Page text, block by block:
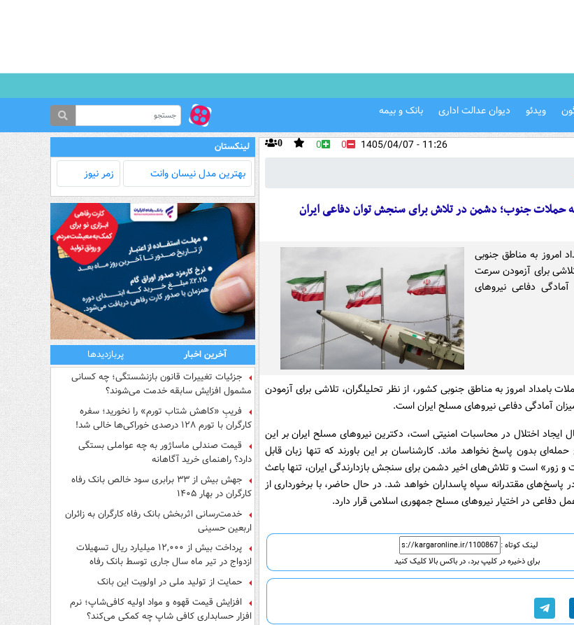
ویدئو دیوان عدالت اداری بانک و بیمه
0 0 0
11:26 - 1405/04/07
به حملات جنوب؛ دشمن در تلاش برای سنجش توان دفاعی ایران
امروز به مناطق جنوبی
برای آزمودن سرعت
دفاعی نیروهای
بامداد امروز به مناطق جنوبی کشور، از نظر تحلیلگران، تلاشی برای آزمودن
آمادگی دفاعی نیروهای مسلح ایران است.
ایجاد اختلال در محاسبات امنیتی است، دکترین نیروهای مسلح ایران بر این
بدون پاسخ نخواهد ماند. کارشناسان بر این باورند که تنها زبان قابل
و زور» است و تلاش‌های اخیر دشمن برای سنجش بازدارندگی ایران، تنها باعث
مقتدرانه سپاه پاسداران خواهد شد. در حال حاضر، با برخورداری از
دفاعی در اختیار نیروهای مسلح جمهوری اسلامی قرار دارد.
لینک کوتاه :
برای ذخیره در کلیپ برد، در باکس بالا کلیک کنید
لینکستان
بهترین مدل‌ نیسان وانت زمر نیوز
آخرین اخبار
پربازدیدها
جزئیات تغییرات قانون بازنشستگی؛ چه کسانی
مشمول افزایش سابقه خدمت می‌شوند؟
فریبِ «کاهش شتاب تورم» را نخورید؛ سفره
کارگران با تورم ۱۲۸ درصدی خوراکی‌ها خالی شد!
قیمت صندلی ماساژور به چه عواملی بستگی
دارد؟ راهنمای خرید آگاهانه
جهش بیش از ۳۳ برابری سود خالص بانک رفاه
کارگران در بهار ۱۴۰۵
خدمت‌رسانی اثربخش بانک رفاه کارگران به زائران
اربعین حسینی
پرداخت بیش از ۱۲,۰۰۰ میلیارد ریال تسهیلات
ازدواج در تیر ماه سال جاری توسط بانک رفاه
کارگران
حمایت از تولید ملی در اولویت این بانک
افزایش قیمت قهوه و مواد اولیه کافی‌شاپ؛ نرم
افزار حسابداری کافی شاپ چه کمکی می‌کند؟